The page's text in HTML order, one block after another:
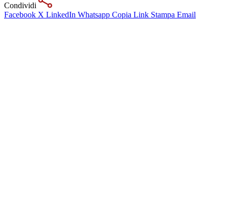
Condividi
Facebook X LinkedIn Whatsapp Copia Link Stampa Email